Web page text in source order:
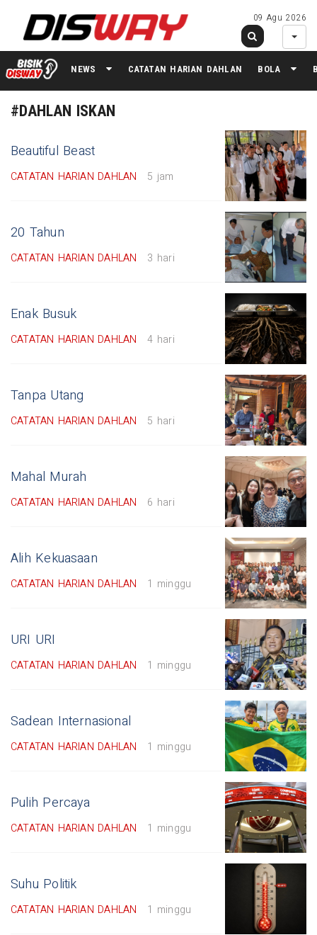
09 Agu 2026
NEWS CATATAN HARIAN DAHLAN BOLA
#DAHLAN ISKAN
Beautiful Beast
CATATAN HARIAN DAHLAN 5 jam
20 Tahun
CATATAN HARIAN DAHLAN 3 hari
Enak Busuk
CATATAN HARIAN DAHLAN 4 hari
Tanpa Utang
CATATAN HARIAN DAHLAN 5 hari
Mahal Murah
CATATAN HARIAN DAHLAN 6 hari
Alih Kekuasaan
CATATAN HARIAN DAHLAN 1 minggu
URI URI
CATATAN HARIAN DAHLAN 1 minggu
Sadean Internasional
CATATAN HARIAN DAHLAN 1 minggu
Pulih Percaya
CATATAN HARIAN DAHLAN 1 minggu
Suhu Politik
CATATAN HARIAN DAHLAN 1 minggu